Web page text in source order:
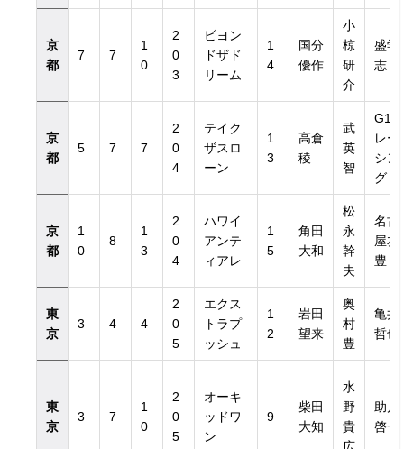
付き）
京
都
7 7
1
0
2
0
3
ビヨン
ドザド
リーム
1
4
国分
優作
小
椋
研
介
盛学
志
京
都
5 7 7
2
0
4
テイク
ザスロ
ーン
1
3
高倉
稜
武
英
智
G1
レー
シン
グ
京
都
1
0
8
1
3
2
0
4
ハワイ
アンテ
ィアレ
1
5
角田
大和
松
永
幹
夫
名古
屋友
豊
東
京
3 4 4
2
0
5
エクス
トラプ
ッシュ
1
2
岩田
望来
奥
村
豊
亀井
哲也
東
京
3 7
1
0
2
0
5
オーキ
ッドワ
ン
9
柴田
大知
水
野
貴
助川
啓一